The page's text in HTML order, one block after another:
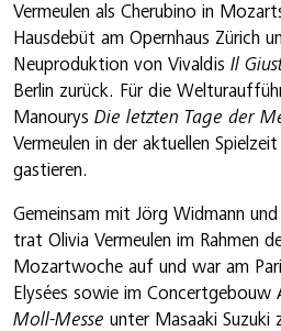
Vermeulen als Cherubino in
Hausdebüt am Opernhaus Zürich
Neuproduktion von Vivaldis Il
Berlin zurück. Für die
Manourys Die letzten Tage der
Vermeulen in der aktuellen
gastieren.
Gemeinsam mit Jörg Widmann
trat Olivia Vermeulen im Rahmen
Mozartwoche auf und war am
Elysées sowie im
Moll-Messe unter Masaaki Suzuki